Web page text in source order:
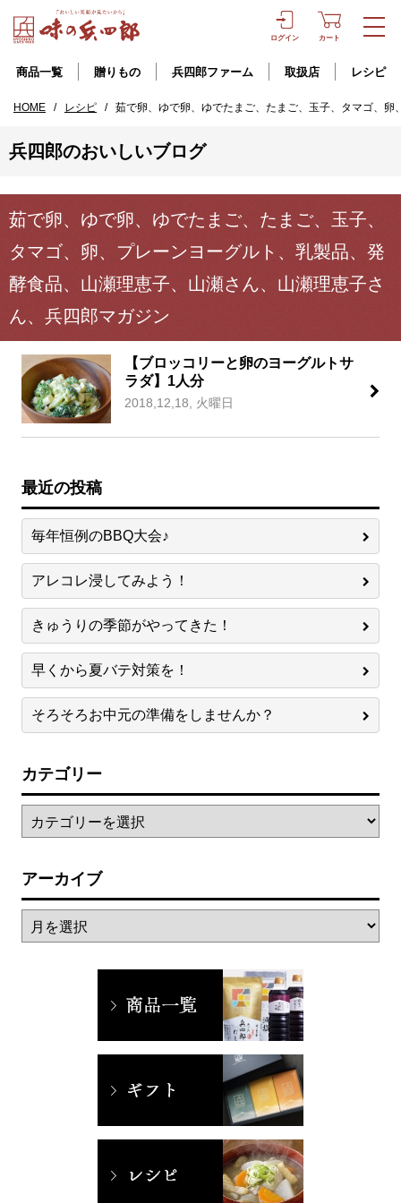
ログイン カート
商品一覧 贈りもの 兵四郎ファーム 取扱店 レシピ
HOME / レシピ / 茹で卵、ゆで卵、ゆでたまご、たまご、玉子、タマゴ、
兵四郎のおいしいブログ
茹で卵、ゆで卵、ゆでたまご、たまご、玉子、
タマゴ、卵、プレーンヨーグルト、乳製品、発
酵食品、山瀬理恵子、山瀬さん、山瀬理恵子さ
ん、兵四郎マガジン
【ブロッコリーと卵のヨーグルトサ
ラダ】1人分
2018,12,18, 火曜日
最近の投稿
毎年恒例のBBQ大会♪
アレコレ浸してみよう！
きゅうりの季節がやってきた！
早くから夏バテ対策を！
そろそろお中元の準備をしませんか？
カテゴリー
アーカイブ